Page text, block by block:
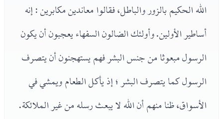
الله الحكيم بالزور والباطل، فقالوا معاندين مكابرين : إنه
أساطير الأولين. وأولئك الضالون السفهاء يعجبون أن يكون
الرسول مبعوثا من جنس البشر فهم يستهجنون أن يتصرف
الرسول كما يتصرف البشر ؛ إذ يأكل الطعام ويمشي في
الأسواق، ظنا منهم أن الله لا يبعث رسله من غير الملائكة.